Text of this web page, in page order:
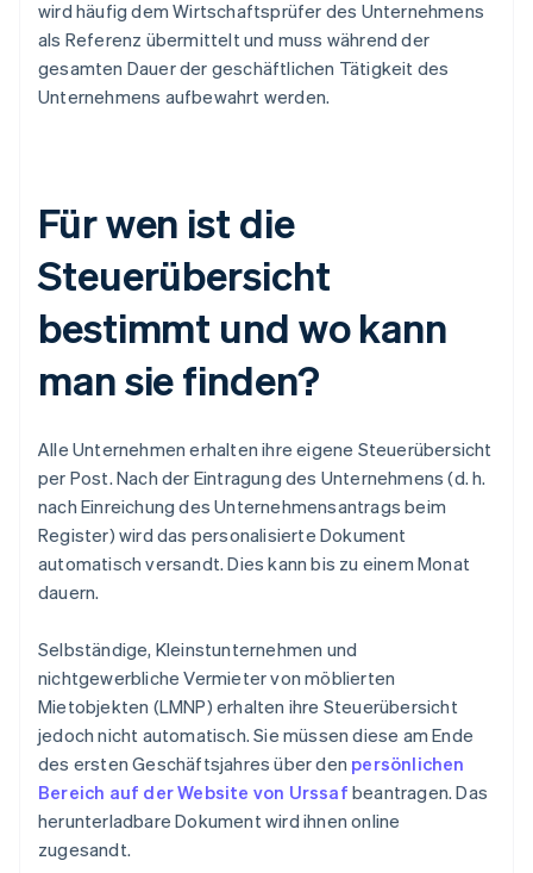
wird häufig dem Wirtschaftsprüfer des Unternehmens
als Referenz übermittelt und muss während der
gesamten Dauer der geschäftlichen Tätigkeit des
Unternehmens aufbewahrt werden.
Für wen ist die
Steuerübersicht
bestimmt und wo kann
man sie finden?
Alle Unternehmen erhalten ihre eigene Steuerübersicht
per Post. Nach der Eintragung des Unternehmens (d. h.
nach Einreichung des Unternehmensantrags beim
Register) wird das personalisierte Dokument
automatisch versandt. Dies kann bis zu einem Monat
dauern.
Selbständige, Kleinstunternehmen und
nichtgewerbliche Vermieter von möblierten
Mietobjekten (LMNP) erhalten ihre Steuerübersicht
jedoch nicht automatisch. Sie müssen diese am Ende
des ersten Geschäftsjahres über den persönlichen
Bereich auf der Website von Urssaf beantragen. Das
herunterladbare Dokument wird ihnen online
zugesandt.